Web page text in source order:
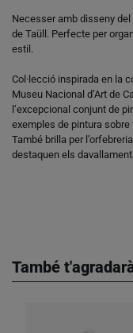
Necesser amb disseny
de Taüll. Perfecte per
estil.
Col·lecció inspirada en la
Museu Nacional d’Art de
l’excepcional conjunt de
exemples de pintura sobre
També brilla per
destaquen els
També